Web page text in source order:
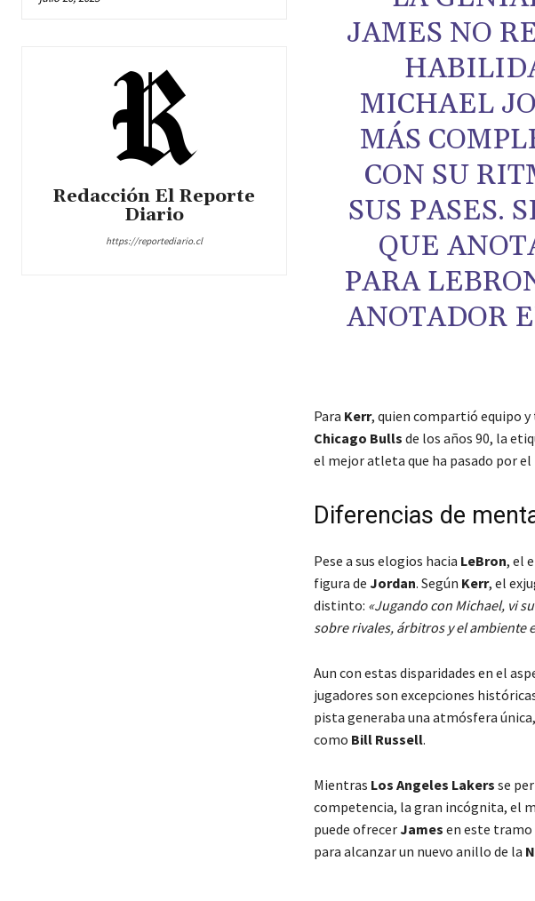
Redacción El Reporte
Diario
https://reportediario.cl
JAMES NO
MICHAEL
MÁS
CON SU
SUS PASES.
QUE
PARA
ANOTADOR
Para Kerr, quien compartió equipo
Chicago Bulls de los años 90, la
el mejor atleta que ha pasado por
Diferencias de
Pese a sus elogios hacia LeBron, el
figura de Jordan. Según Kerr, el
distinto: «Jugando con Michael, vi
sobre rivales, árbitros y el ambiente
Aun con estas disparidades en el
jugadores son excepciones
pista generaba una atmósfera
como Bill Russell.
Mientras Los Angeles Lakers se
competencia, la gran incógnita, el
puede ofrecerJames en este tramo
para alcanzar un nuevo anillo de la